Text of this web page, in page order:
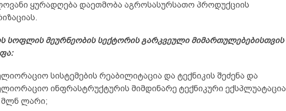
ყურადღება დაეთმობა აგროსასურსათო პროდუქციის
სოფლის მეურნეობის სექტორის გარკვეული მიმართულებებისთვის
:
სისტემების რეაბილიტაცია და ტექნიკის შეძენა და
ინფრასტრუქტურის მიმდინარე ტექნიკური ექსპლუატაცია
მლნ ლარი;